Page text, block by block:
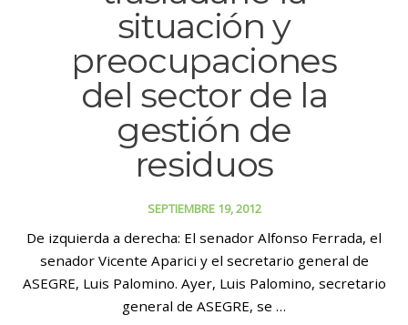
situación y
preocupaciones
del sector de la
gestión de
residuos
SEPTIEMBRE 19, 2012
De izquierda a derecha: El senador Alfonso Ferrada, el
senador Vicente Aparici y el secretario general de
ASEGRE, Luis Palomino. Ayer, Luis Palomino, secretario
general de ASEGRE, se …